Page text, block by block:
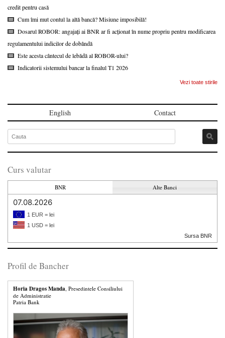
credit pentru casă
Cum îmi mut contul la altă bancă? Misiune imposibilă!
Dosarul ROBOR: angajați ai BNR ar fi acționat în nume propriu pentru modificarea
regulamentului indicilor de dobândă
Este acesta cântecul de lebădă al ROBOR-ului?
Indicatorii sistemului bancar la finalul T1 2026
Vezi toate stirile
English Contact
Curs valutar
BNR Alte Banci
07.08.2026
1 EUR = lei
1 USD = lei
Sursa BNR
Profil de Bancher
Horia Dragos Manda , Presedintele Consiliului
de Administratie
Patria Bank